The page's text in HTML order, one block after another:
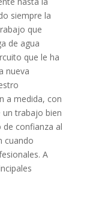
siempre la
que
de agua
que le ha
nueva
a medida, con
un trabajo bien
de confianza al
cuando
A